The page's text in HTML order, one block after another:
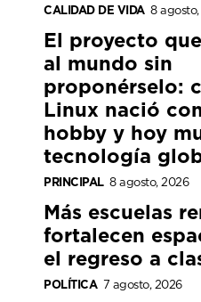
CALIDAD DE VIDA 8
El proyecto
al mundo sin
proponérselo:
Linux nació
hobby y hoy
tecnología
PRINCIPAL 8 agosto, 2026
Más escuelas
fortalecen
el regreso a
POLÍTICA 7 agosto, 2026